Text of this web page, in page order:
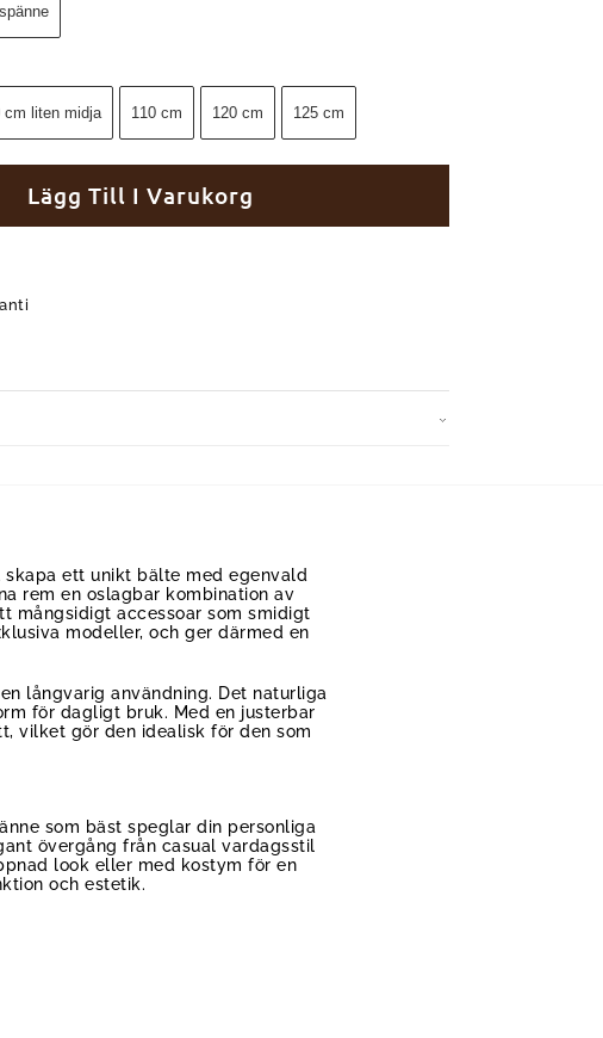
cm liten midja 110 cm 120 cm 125 cm
Lägg Till I Varukorg
ett unikt bälte med egenvald
rem en oslagbar kombination av
mångsidigt accessoar som smidigt
modeller, och ger därmed en
långvarig användning. Det naturliga
för dagligt bruk. Med en justerbar
vilket gör den idealisk för den som
som bäst speglar din personliga
övergång från casual vardagsstil
look eller med kostym för en
och estetik.